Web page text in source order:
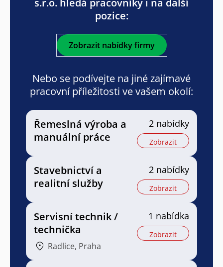
s.r.o. hledá pracovníky i na další
pozice:
Zobrazit nabídky firmy
Nebo se podívejte na jiné zajímavé
pracovní příležitosti ve vašem okolí:
Řemeslná výroba a
manuální práce
2 nabídky
Zobrazit
Stavebnictví a
realitní služby
2 nabídky
Zobrazit
Servisní technik /
technička
Radlice, Praha
1 nabídka
Zobrazit